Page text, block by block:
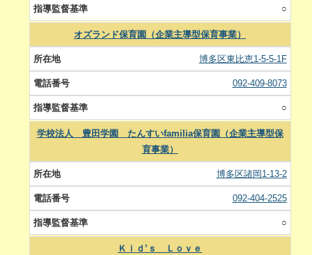
○
オズランド保育園（企業主導型保育事業）
博多区東比恵1-5-5-1F
092-409-8073
○
学校法人 豊田学園 たんすいfamilia保育園（企業主導型保
育事業）
博多区諸岡1-13-2
092-404-2525
○
Ｋｉｄ’ｓ Ｌｏｖｅ